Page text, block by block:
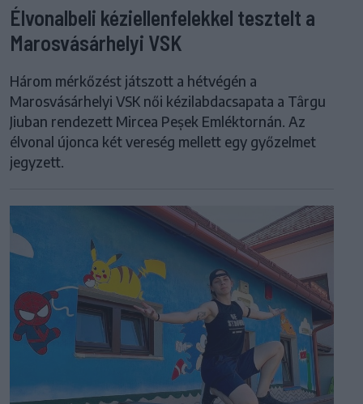
Élvonalbeli kéziellenfelekkel tesztelt a
Marosvásárhelyi VSK
Három mérkőzést játszott a hétvégén a
Marosvásárhelyi VSK női kézilabdacsapata a Târgu
Jiuban rendezett Mircea Peșek Emléktornán. Az
élvonal újonca két vereség mellett egy győzelmet
jegyzett.